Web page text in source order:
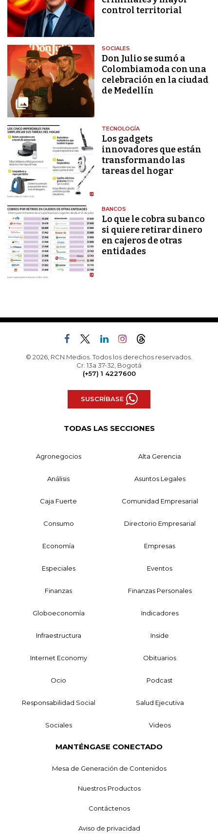
control territorial
SOCIALES
Don Julio se sumó a
Colombiamoda con una
celebración en la ciudad
de Medellín
TECNOLOGÍA
Los gadgets
innovadores que están
transformando las
tareas del hogar
BANCOS
Lo que le cobra su banco
si quiere retirar dinero
en cajeros de otras
entidades
© 2026, RCN Medios. Todos los derechos reservados.
Cr. 13a 37-32, Bogotá
(+57) 1 4227600
SUSCRÍBASE
TODAS LAS SECCIONES
Agronegocios Alta Gerencia
Análisis Asuntos Legales
Caja Fuerte Comunidad Empresarial
Consumo Directorio Empresarial
Economía Empresas
Especiales Eventos
Finanzas Finanzas Personales
Globoeconomía Indicadores
Infraestructura Inside
Internet Economy Obituarios
Ocio Podcast
Responsabilidad Social Salud Ejecutiva
Sociales Videos
MANTÉNGASE CONECTADO
Mesa de Generación de Contenidos
Nuestros Productos
Contáctenos
Aviso de privacidad